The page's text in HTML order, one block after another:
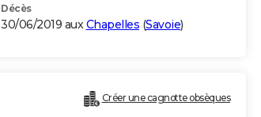
Décès
30/06/2019 auxChapelles (Savoie)
Créer une cagnotte obsèques